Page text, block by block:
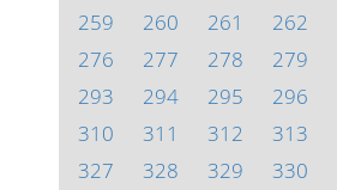
259
260 261 262
276
277 278 279
293
294 295 296
310
311 312 313
327
328 329 330